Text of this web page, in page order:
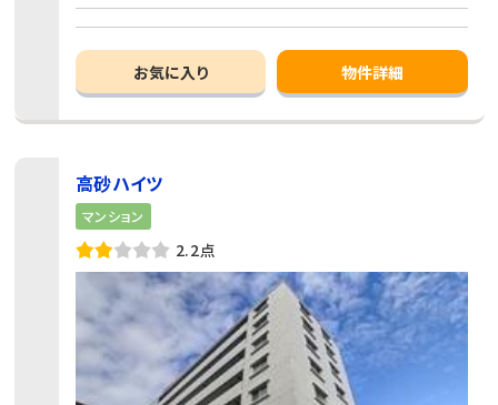
お気に入り 物件詳細
高砂ハイツ
マンション
2.2点